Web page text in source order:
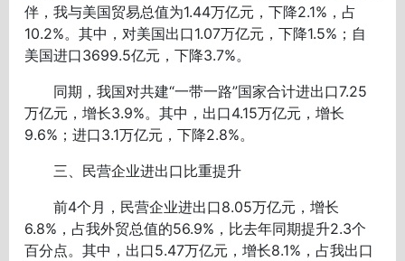
伴，我与美国贸易总值为1.44万亿元，下降2.1%，占
10.2%。其中，对美国出口1.07万亿元，下降1.5%；自
美国进口3699.5亿元，下降3.7%。
同期，我国对共建“一带一路”国家合计进出口7.25
万亿元，增长3.9%。其中，出口4.15万亿元，增长
9.6%；进口3.1万亿元，下降2.8%。
三、民营企业进出口比重提升
前4个月，民营企业进出口8.05万亿元，增长
6.8%，占我外贸总值的56.9%，比去年同期提升2.3个
百分点。其中，出口5.47万亿元，增长8.1%，占我出口